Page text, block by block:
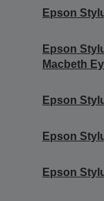
Epson
Epson
Macbeth
Epson
Epson
Epson